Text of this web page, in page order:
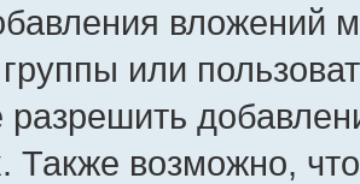
вложений
или
разрешить
Также возможно,